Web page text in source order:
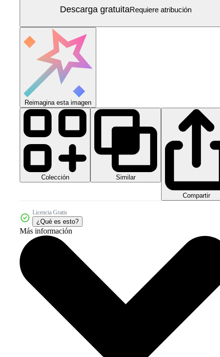
Descarga gratuitaRequiere atribución
Reimagina esta imagen
Colección Similar
Compartir
Licencia Gratis
¿Qué es esto?
Más información